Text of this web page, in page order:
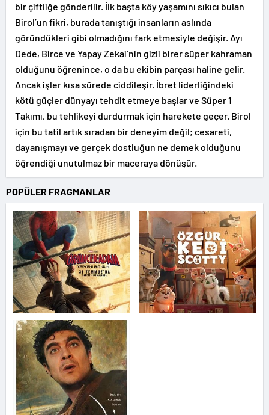
bir çiftliğe gönderilir. İlk başta köy yaşamını sıkıcı bulan
Birol’un fikri, burada tanıştığı insanların aslında
göründükleri gibi olmadığını fark etmesiyle değişir. Ayı
Dede, Birce ve Yapay Zekai’nin gizli birer süper kahraman
olduğunu öğrenince, o da bu ekibin parçası haline gelir.
Ancak işler kısa sürede ciddileşir. İbret liderliğindeki
kötü güçler dünyayı tehdit etmeye başlar ve Süper 1
Takımı, bu tehlikeyi durdurmak için harekete geçer. Birol
için bu tatil artık sıradan bir deneyim değil; cesareti,
dayanışmayı ve gerçek dostluğun ne demek olduğunu
öğrendiği unutulmaz bir maceraya dönüşür.
POPÜLER FRAGMANLAR